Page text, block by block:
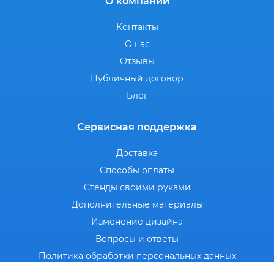
Контакты
О нас
Отзывы
Публичный договор
Блог
Сервисная поддержка
Доставка
Способы оплаты
Стенды своими руками
Дополнительные материалы
Изменение дизайна
Вопросы и ответы
Политика обработки персональных данных